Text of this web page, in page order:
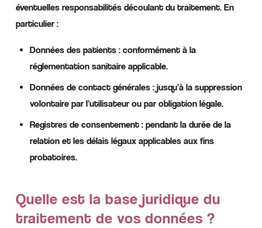
éventuelles responsabilités découlant du traitement. En
particulier :
Données des patients : conformément à la
réglementation sanitaire applicable.
Données de contact générales : jusqu’à la suppression
volontaire par l’utilisateur ou par obligation légale.
Registres de consentement : pendant la durée de la
relation et les délais légaux applicables aux fins
probatoires.
Quelle est la base juridique du
traitement de vos données ?